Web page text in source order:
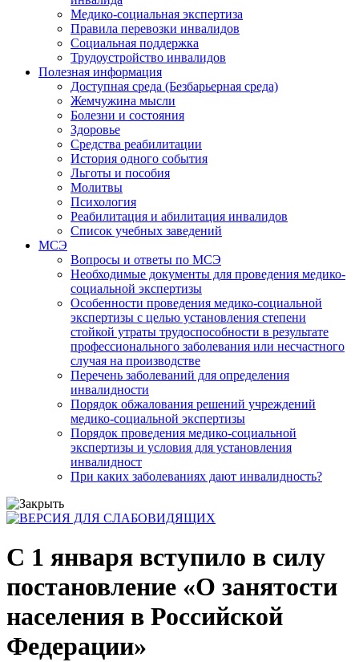
Медико-социальная экспертиза
Правила перевозки инвалидов
Социальная поддержка
Трудоустройство инвалидов
Полезная информация
Доступная среда (Безбарьерная среда)
Жемчужина мысли
Болезни и состояния
Здоровье
Средства реабилитации
История одного события
Льготы и пособия
Молитвы
Психология
Реабилитация и абилитация инвалидов
Список учебных заведений
МСЭ
Вопросы и ответы по МСЭ
Необходимые документы для проведения медико-
социальной экспертизы
Особенности проведения медико-социальной
экспертизы с целью установления степени
стойкой утраты трудоспособности в результате
профессионального заболевания или несчастного
случая на производстве
Перечень заболеваний для определения
инвалидности
Порядок обжалования решений учреждений
медико-социальной экспертизы
Порядок проведения медико-социальной
экспертизы и условия для установления
инвалидност
При каких заболеваниях дают инвалидность?
С 1 января вступило в силу
постановление «О занятости
населения в Российской
Федерации»